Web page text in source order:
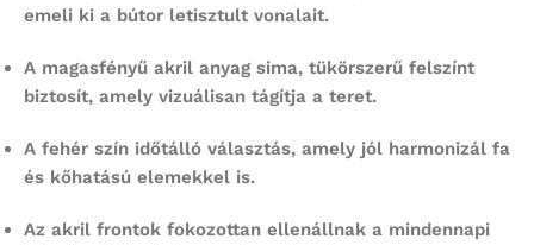
emeli ki a bútor letisztult vonalait.
A magasfényű akril anyag sima, tükörszerű felszínt
biztosít, amely vizuálisan tágítja a teret.
A fehér szín időtálló választás, amely jól harmonizál fa
és kőhatású elemekkel is.
Az akril frontok fokozottan ellenállnak a mindennapi